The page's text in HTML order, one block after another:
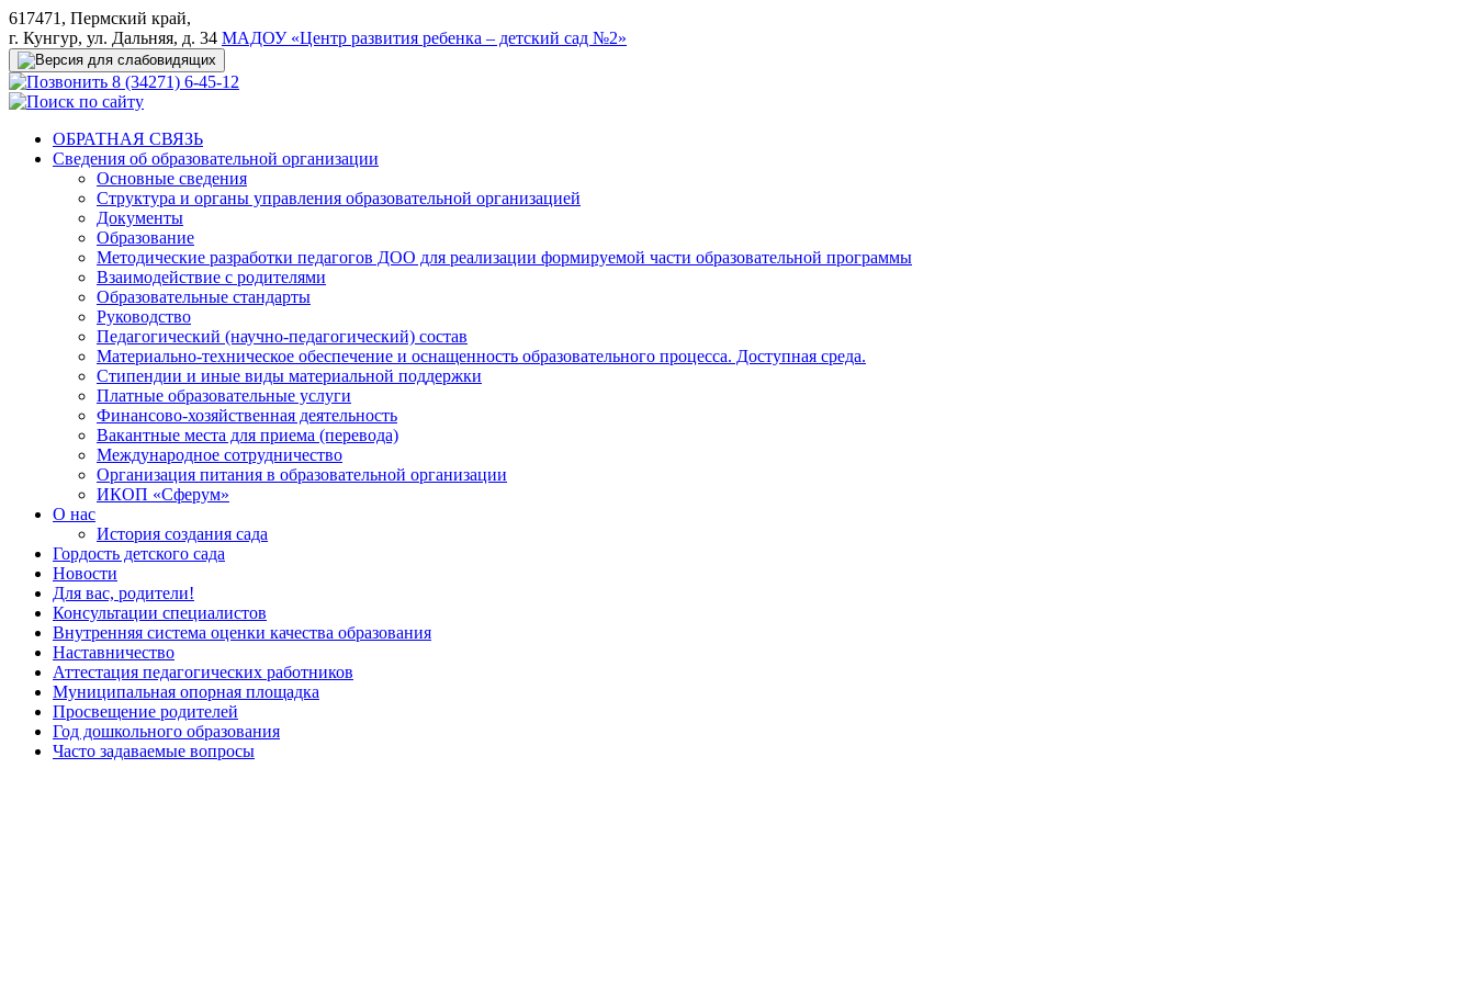
617471, Пермский край,
г. Кунгур, ул. Дальняя, д. 34 МАДОУ «Центр развития ребенка – детский сад №2»
8 (34271) 6-45-12
ОБРАТНАЯ СВЯЗЬ
Сведения об образовательной организации
Основные сведения
Структура и органы управления образовательной организацией
Документы
Образование
Методические разработки педагогов ДОО для реализации формируемой части образовательной программы
Взаимодействие с родителями
Образовательные стандарты
Руководство
Педагогический (научно-педагогический) состав
Материально-техническое обеспечение и оснащенность образовательного процесса. Доступная среда.
Стипендии и иные виды материальной поддержки
Платные образовательные услуги
Финансово-хозяйственная деятельность
Вакантные места для приема (перевода)
Международное сотрудничество
Организация питания в образовательной организации
ИКОП «Сферум»
О нас
История создания сада
Гордость детского сада
Новости
Для вас, родители!
Консультации специалистов
Внутренняя система оценки качества образования
Наставничество
Аттестация педагогических работников
Муниципальная опорная площадка
Просвещение родителей
Год дошкольного образования
Часто задаваемые вопросы